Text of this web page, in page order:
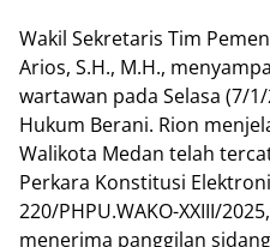
Wakil Sekretaris Tim
Arios, S.H., M.H.,
wartawan pada Selasa (7/
Hukum Berani. Rion
Walikota Medan telah
Perkara Konstitusi
220/PHPU.WAKO-XXIII/
menerima panggilan